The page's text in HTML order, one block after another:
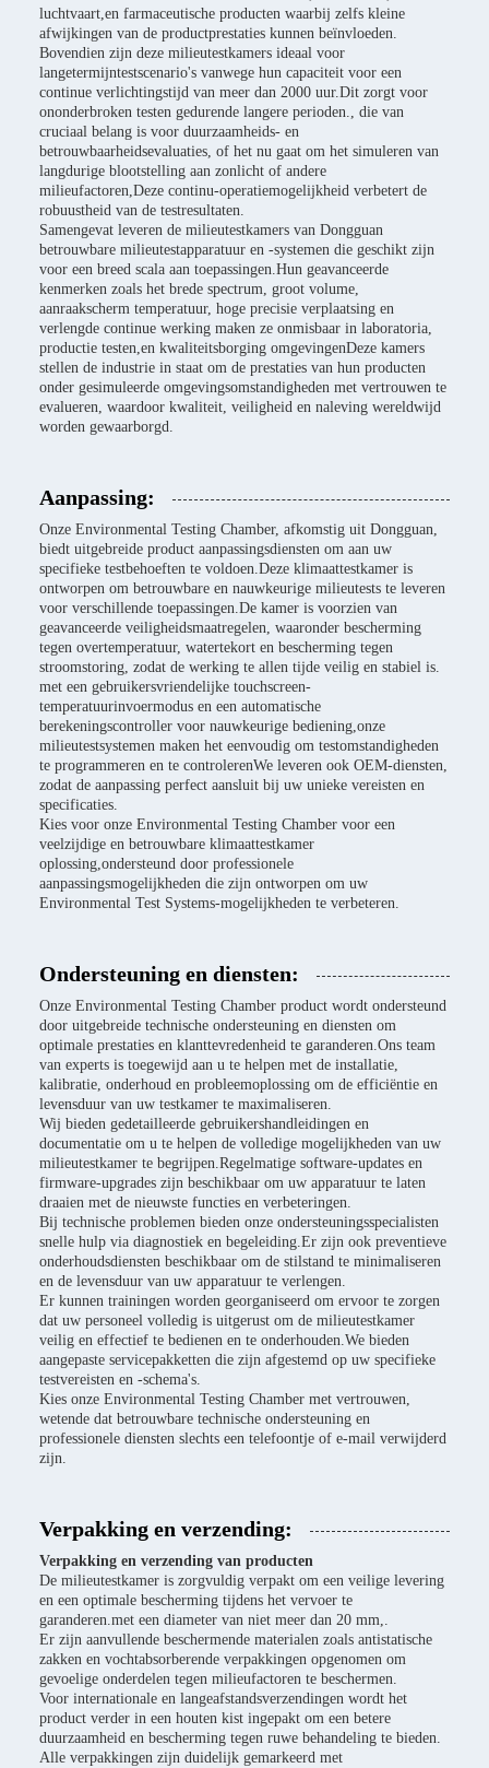
luchtvaart,en farmaceutische producten waarbij zelfs kleine
afwijkingen van de productprestaties kunnen beïnvloeden.
Bovendien zijn deze milieutestkamers ideaal voor
langetermijntestscenario's vanwege hun capaciteit voor een
continue verlichtingstijd van meer dan 2000 uur.Dit zorgt voor
ononderbroken testen gedurende langere perioden., die van
cruciaal belang is voor duurzaamheids- en
betrouwbaarheidsevaluaties, of het nu gaat om het simuleren van
langdurige blootstelling aan zonlicht of andere
milieufactoren,Deze continu-operatiemogelijkheid verbetert de
robuustheid van de testresultaten.
Samengevat leveren de milieutestkamers van Dongguan
betrouwbare milieutestapparatuur en -systemen die geschikt zijn
voor een breed scala aan toepassingen.Hun geavanceerde
kenmerken zoals het brede spectrum, groot volume,
aanraakscherm temperatuur, hoge precisie verplaatsing en
verlengde continue werking maken ze onmisbaar in laboratoria,
productie testen,en kwaliteitsborging omgevingenDeze kamers
stellen de industrie in staat om de prestaties van hun producten
onder gesimuleerde omgevingsomstandigheden met vertrouwen te
evalueren, waardoor kwaliteit, veiligheid en naleving wereldwijd
worden gewaarborgd.
Aanpassing:
Onze Environmental Testing Chamber, afkomstig uit Dongguan,
biedt uitgebreide product aanpassingsdiensten om aan uw
specifieke testbehoeften te voldoen.Deze klimaattestkamer is
ontworpen om betrouwbare en nauwkeurige milieutests te leveren
voor verschillende toepassingen.De kamer is voorzien van
geavanceerde veiligheidsmaatregelen, waaronder bescherming
tegen overtemperatuur, watertekort en bescherming tegen
stroomstoring, zodat de werking te allen tijde veilig en stabiel is.
met een gebruikersvriendelijke touchscreen-
temperatuurinvoermodus en een automatische
berekeningscontroller voor nauwkeurige bediening,onze
milieutestsystemen maken het eenvoudig om testomstandigheden
te programmeren en te controlerenWe leveren ook OEM-diensten,
zodat de aanpassing perfect aansluit bij uw unieke vereisten en
specificaties.
Kies voor onze Environmental Testing Chamber voor een
veelzijdige en betrouwbare klimaattestkamer
oplossing,ondersteund door professionele
aanpassingsmogelijkheden die zijn ontworpen om uw
Environmental Test Systems-mogelijkheden te verbeteren.
Ondersteuning en diensten:
Onze Environmental Testing Chamber product wordt ondersteund
door uitgebreide technische ondersteuning en diensten om
optimale prestaties en klanttevredenheid te garanderen.Ons team
van experts is toegewijd aan u te helpen met de installatie,
kalibratie, onderhoud en probleemoplossing om de efficiëntie en
levensduur van uw testkamer te maximaliseren.
Wij bieden gedetailleerde gebruikershandleidingen en
documentatie om u te helpen de volledige mogelijkheden van uw
milieutestkamer te begrijpen.Regelmatige software-updates en
firmware-upgrades zijn beschikbaar om uw apparatuur te laten
draaien met de nieuwste functies en verbeteringen.
Bij technische problemen bieden onze ondersteuningsspecialisten
snelle hulp via diagnostiek en begeleiding.Er zijn ook preventieve
onderhoudsdiensten beschikbaar om de stilstand te minimaliseren
en de levensduur van uw apparatuur te verlengen.
Er kunnen trainingen worden georganiseerd om ervoor te zorgen
dat uw personeel volledig is uitgerust om de milieutestkamer
veilig en effectief te bedienen en te onderhouden.We bieden
aangepaste servicepakketten die zijn afgestemd op uw specifieke
testvereisten en -schema's.
Kies onze Environmental Testing Chamber met vertrouwen,
wetende dat betrouwbare technische ondersteuning en
professionele diensten slechts een telefoontje of e-mail verwijderd
zijn.
Verpakking en verzending:
Verpakking en verzending van producten
De milieutestkamer is zorgvuldig verpakt om een veilige levering
en een optimale bescherming tijdens het vervoer te
garanderen.met een diameter van niet meer dan 20 mm,.
Er zijn aanvullende beschermende materialen zoals antistatische
zakken en vochtabsorberende verpakkingen opgenomen om
gevoelige onderdelen tegen milieufactoren te beschermen.
Voor internationale en langeafstandsverzendingen wordt het
product verder in een houten kist ingepakt om een betere
duurzaamheid en bescherming tegen ruwe behandeling te bieden.
Alle verpakkingen zijn duidelijk gemarkeerd met